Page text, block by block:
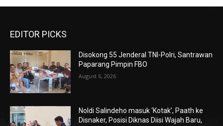
EDITOR PICKS
Disokong 55 Jenderal TNI-Polri, Santrawan
Paparang Pimpin FBO
August 6, 2026
Noldi Salindeho masuk ‘Kotak’, Paath ke
Disnaker, Posisi Diknas Diisi Wajah Baru,